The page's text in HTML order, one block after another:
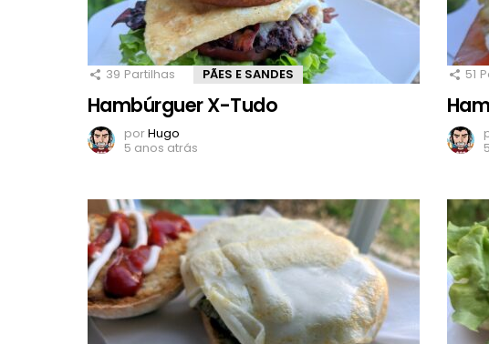
39 Partilhas PÃES E SANDES
Hambúrguer X-Tudo
porHugo
5 anos atrás
51